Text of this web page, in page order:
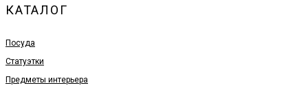
КАТАЛОГ
Посуда
Статуэтки
Предметы интерьера